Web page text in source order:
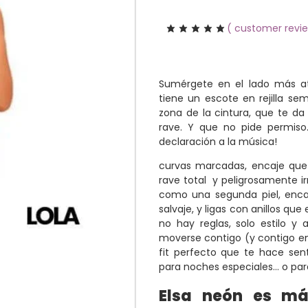
( customer
Sumérgete en el lado más
tiene un escote en rejilla
zona de la cintura, que te
rave. Y que no pide
declaración a la música!
curvas marcadas, encaje
rave total y peligrosamente
como una segunda piel,
salvaje, y ligas con anillos
no hay reglas, solo estilo y
moverse contigo (y contigo
fit perfecto que te hace
para noches especiales… o
Elsa neón es